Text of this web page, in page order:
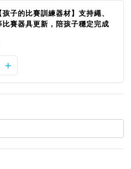
子的比賽訓練器材】支持繩、
賽器具更新，陪孩子穩定完成